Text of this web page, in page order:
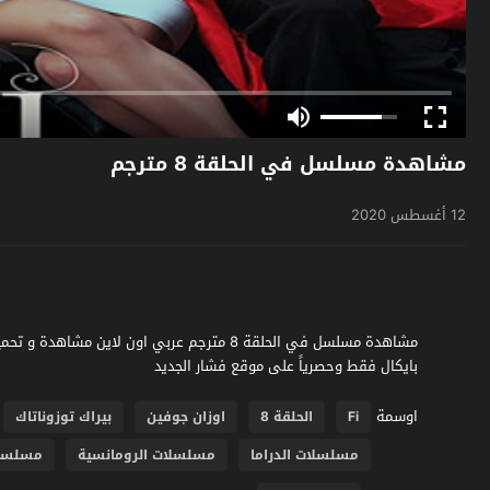
مشاهدة مسلسل في الحلقة 8 مترجم
12 أغسطس 2020
بايكال فقط وحصرياً على موقع فشار الجديد
اوسمة
Fi الحلقة 8 اوزان جوفين بيراك توزوناتاك
مسلسلات الدراما
مسلسلات الرومانسية